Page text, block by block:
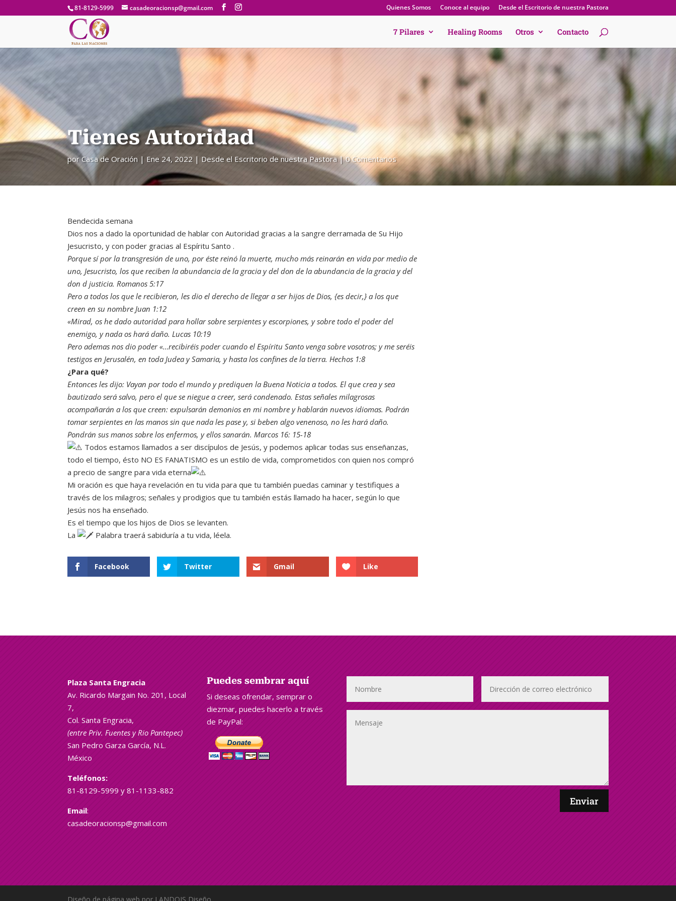
81-8129-5999 casadeoracionsp@gmail.com Quienes Somos Conoce al equipo Desde el Escritorio de nuestra Pastora
7 Pilares Healing Rooms Otros Contacto
Tienes Autoridad
porCasa de Oración Ene 24, 2022 Desde el Escritorio de nuestra Pastora 0 Comentarios
Bendecida semana
Dios nos a dado la oportunidad de hablar con Autoridad gracias a la sangre derramada de Su Hijo
Jesucristo, y con poder gracias al Espíritu Santo .
Porque sí por la transgresión de uno, por éste reinó la muerte, mucho más reinarán en vida por medio de
uno, Jesucristo, los que reciben la abundancia de la gracia y del don de la abundancia de la gracia y del
don d justicia. Romanos 5:17
Pero a todos los que le recibieron, les dio el derecho de llegar a ser hijos de Dios, {es decir,} a los que
creen en su nombre Juan 1:12
«Mirad, os he dado autoridad para hollar sobre serpientes y escorpiones, y sobre todo el poder del
enemigo, y nada os hará daño. Lucas 10:19
Pero ademas nos dio poder «…recibiréis poder cuando el Espíritu Santo venga sobre vosotros; y me seréis
testigos en Jerusalén, en toda Judea y Samaria, y hasta los confines de la tierra. Hechos 1:8
¿Para qué?
Entonces les dijo: Vayan por todo el mundo y prediquen la Buena Noticia a todos. El que crea y sea
bautizado será salvo, pero el que se niegue a creer, será condenado. Estas señales milagrosas
acompañarán a los que creen: expulsarán demonios en mi nombre y hablarán nuevos idiomas. Podrán
tomar serpientes en las manos sin que nada les pase y, si beben algo venenoso, no les hará daño.
Pondrán sus manos sobre los enfermos, y ellos sanarán. Marcos 16: 15‭-‬18
Todos estamos llamados a ser discípulos de Jesús, y podemos aplicar todas sus enseñanzas,
todo el tiempo, ésto NO ES FANATISMO es un estilo de vida, comprometidos con quien nos compró
a precio de sangre para vida eterna
Mi oración es que haya revelación en tu vida para que tu también puedas caminar y testifiques a
través de los milagros; señales y prodigios que tu también estás llamado ha hacer, según lo que
Jesús nos ha enseñado.
Es el tiempo que los hijos de Dios se levanten.
La
Palabra traerá sabiduría a tu vida, léela.
Facebook Twitter Gmail Like
Plaza Santa Engracia
Av. Ricardo Margain No. 201, Local
7,
Col. Santa Engracia,
(entre Priv. Fuentes y Rio Pantepec)
San Pedro Garza García, N.L.
México
Teléfonos:
81-8129-5999 y 81-1133-882
Email:
casadeoracionsp@gmail.com
Puedes sembrar aquí
Si deseas ofrendar, semprar o
diezmar, puedes hacerlo a través
de PayPal:
Enviar
Diseño de página web por LANDOIS Diseño